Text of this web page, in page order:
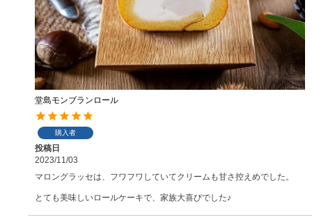
堂島モンブランロール
購入者
投稿日
2023/11/03
マロングラッセは、フワフワしていてクリームも甘さ控えめでした。
とても美味しいロールケーキで、家族大喜びでした♪